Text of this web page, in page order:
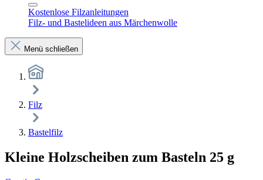
Kostenlose Filzanleitungen
Filz- und Bastelideen aus Märchenwolle
Menü schließen
Filz
Bastelfilz
Kleine Holzscheiben zum Basteln 25 g